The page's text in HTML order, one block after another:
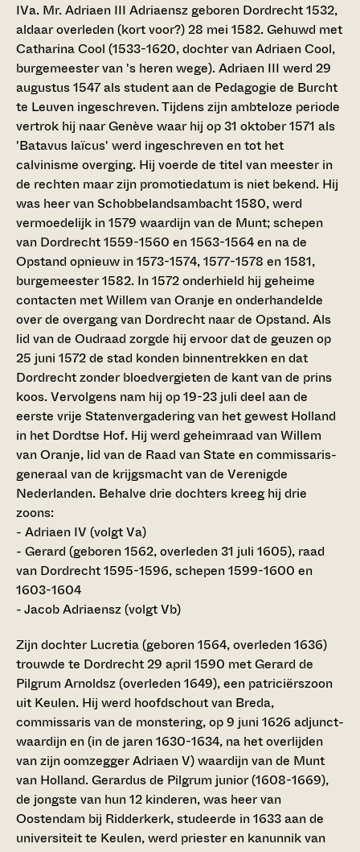
IVa. Mr. Adriaen III Adriaensz geboren Dordrecht 1532,
aldaar overleden (kort voor?) 28 mei 1582. Gehuwd met
Catharina Cool (1533-1620, dochter van Adriaen Cool,
burgemeester van 's heren wege). Adriaen III werd 29
augustus 1547 als student aan de Pedagogie de Burcht
te Leuven ingeschreven. Tijdens zijn ambteloze periode
vertrok hij naar Genève waar hij op 31 oktober 1571 als
'Batavus laïcus' werd ingeschreven en tot het
calvinisme overging. Hij voerde de titel van meester in
de rechten maar zijn promotiedatum is niet bekend. Hij
was heer van Schobbelandsambacht 1580, werd
vermoedelijk in 1579 waardijn van de Munt; schepen
van Dordrecht 1559-1560 en 1563-1564 en na de
Opstand opnieuw in 1573-1574, 1577-1578 en 1581,
burgemeester 1582. In 1572 onderhield hij geheime
contacten met Willem van Oranje en onderhandelde
over de overgang van Dordrecht naar de Opstand. Als
lid van de Oudraad zorgde hij ervoor dat de geuzen op
25 juni 1572 de stad konden binnentrekken en dat
Dordrecht zonder bloedvergieten de kant van de prins
koos. Vervolgens nam hij op 19-23 juli deel aan de
eerste vrije Statenvergadering van het gewest Holland
in het Dordtse Hof. Hij werd geheimraad van Willem
van Oranje, lid van de Raad van State en commissaris-
generaal van de krijgsmacht van de Verenigde
Nederlanden. Behalve drie dochters kreeg hij drie
zoons:
- Adriaen IV (volgt Va)
- Gerard (geboren 1562, overleden 31 juli 1605), raad
van Dordrecht 1595-1596, schepen 1599-1600 en
1603-1604
- Jacob Adriaensz (volgt Vb)
Zijn dochter Lucretia (geboren 1564, overleden 1636)
trouwde te Dordrecht 29 april 1590 met Gerard de
Pilgrum Arnoldsz (overleden 1649), een patriciërszoon
uit Keulen. Hij werd hoofdschout van Breda,
commissaris van de monstering, op 9 juni 1626 adjunct-
waardijn en (in de jaren 1630-1634, na het overlijden
van zijn oomzegger Adriaen V) waardijn van de Munt
van Holland. Gerardus de Pilgrum junior (1608-1669),
de jongste van hun 12 kinderen, was heer van
Oostendam bij Ridderkerk, studeerde in 1633 aan de
universiteit te Keulen, werd priester en kanunnik van